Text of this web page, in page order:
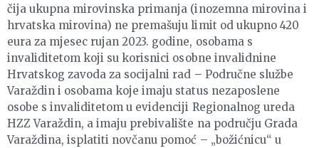
čija ukupna mirovinska primanja (inozemna mirovina i
hrvatska mirovina) ne premašuju limit od ukupno 420
eura za mjesec rujan 2023. godine, osobama s
invaliditetom koji su korisnici osobne invalidnine
Hrvatskog zavoda za socijalni rad – Područne službe
Varaždin i osobama koje imaju status nezaposlene
osobe s invaliditetom u evidenciji Regionalnog ureda
HZZ Varaždin, a imaju prebivalište na području Grada
Varaždina, isplatiti novčanu pomoć – „božićnicu“ u